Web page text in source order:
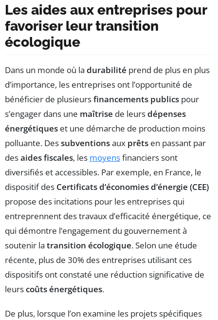
Les aides aux entreprises pour
favoriser leur transition
écologique
Dans un monde où la durabilité prend de plus en plus
d’importance, les entreprises ont l’opportunité de
bénéficier de plusieursfinancements publics pour
s’engager dans une maîtrise de leursdépenses
énergétiques et une démarche de production moins
polluante. Dessubventionsaux prêts en passant par
desaides fiscales, les moyensfinanciers sont
diversifiés et accessibles. Par exemple, en France, le
dispositif des Certificats d’économies d’énergie (CEE)
propose des incitations pour les entreprises qui
entreprennent des travaux d’efficacité énergétique, ce
qui démontre l’engagement du gouvernement à
soutenir la transition écologique. Selon une étude
récente, plus de 30% des entreprises utilisant ces
dispositifs ont constaté une réduction significative de
leurscoûts énergétiques.
De plus, lorsque l’on examine les projets spécifiques